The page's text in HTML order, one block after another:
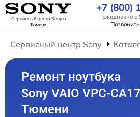
Сервисный центр Sonyв
Тюмени
+7 (800)
Ежедневно с
Позвонить
Сервисный центр Sony
Ремонт ноутбука
Sony VAIO VPC-
Тюмени